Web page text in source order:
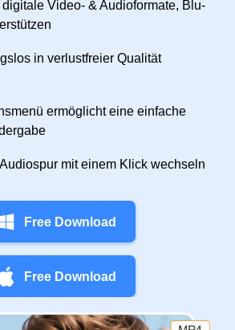
Video- & Audioformate, Blu-
in verlustfreier Qualität
ermöglicht eine einfache
mit einem Klick wechseln
Free Download
Free Download